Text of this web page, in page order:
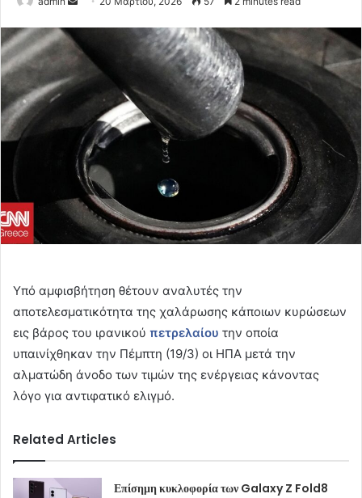
Υπό αμφισβήτηση θέτουν αναλυτές την
αποτελεσματικότητα της χαλάρωσης κάποιων κυρώσεων
εις βάρος του ιρανικού πετρελαίου την οποία
υπαινίχθηκαν την Πέμπτη (19/3) οι ΗΠΑ μετά την
αλματώδη άνοδο των τιμών της ενέργειας κάνοντας
λόγο για αντιφατικό ελιγμό.
Related Articles
Επίσημη κυκλοφορία των Galaxy Z Fold8